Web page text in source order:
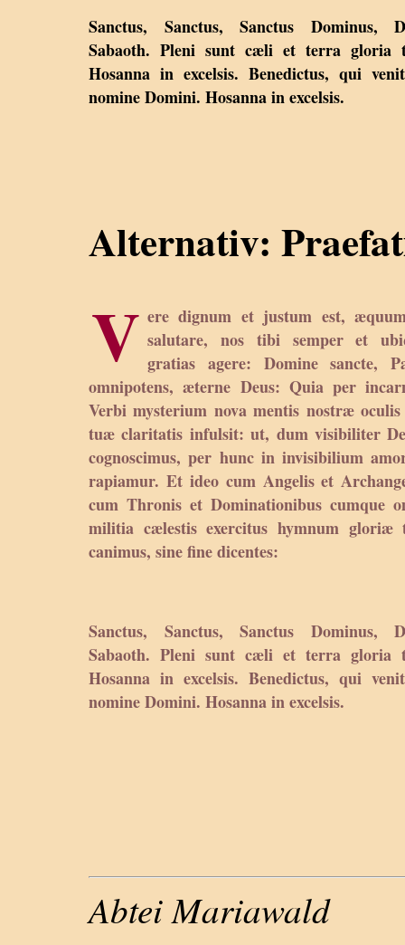
Sanctus, Sanctus, Sanctus Dominus,
Sabaoth. Pleni sunt cæli et terra gloria
Hosanna in excelsis. Benedictus, qui
nomine Domini. Hosanna in excelsis.
Alternativ:
V ere dignum et justum est,
salutare, nos tibi semper et
gratias agere: Domine sancte,
omnipotens, æterne Deus: Quia per
Verbi mysterium nova mentis nostræ
tuæ claritatis infulsit: ut, dum visibiliter
cognoscimus, per hunc in invisibilium
rapiamur. Et ideo cum Angelis et
cum Thronis et Dominationibus cumque
militia cælestis exercitus hymnum gloriæ
canimus, sine fine dicentes:
Sanctus, Sanctus, Sanctus Dominus,
Sabaoth. Pleni sunt cæli et terra gloria
Hosanna in excelsis. Benedictus, qui
nomine Domini. Hosanna in excelsis.
Abtei Mariawald